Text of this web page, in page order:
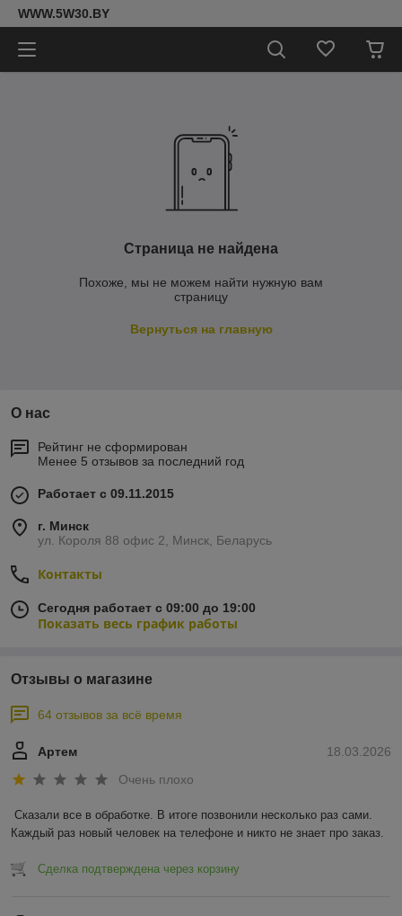
WWW.5W30.BY
Страница не найдена
Похоже, мы не можем найти нужную вам
страницу
Вернуться на главную
О нас
Рейтинг не сформирован
Менее 5 отзывов за последний год
Работает с 09.11.2015
г. Минск
ул. Короля 88 офис 2, Минск, Беларусь
Контакты
Сегодня работает с 09:00 до 19:00
Показать весь график работы
Отзывы о магазине
64 отзывов за всё время
18.03.2026
Артем
Очень плохо
Сказали все в обработке. В итоге позвонили несколько раз сами.
Каждый раз новый человек на телефоне и никто не знает про заказ.
Сделка подтверждена через корзину